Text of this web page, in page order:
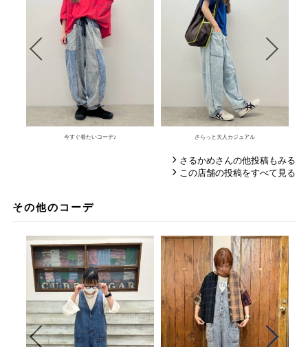
今すぐ着たいコーデ♪ さらっと大人カジュアル
さるかめさんの他投稿もみる
この店舗の投稿をすべて見る
その他のコーデ